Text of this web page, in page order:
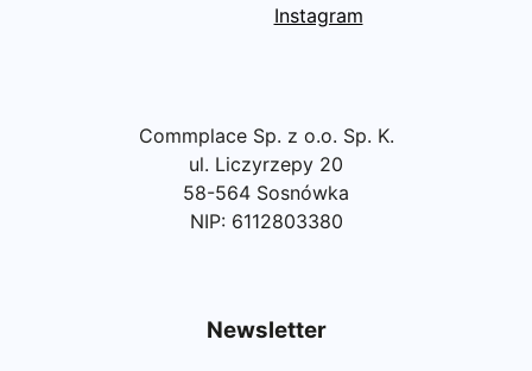
Instagram
Commplace Sp. z o.o. Sp. K.
ul. Liczyrzepy 20
58-564 Sosnówka
NIP: 6112803380
Newsletter